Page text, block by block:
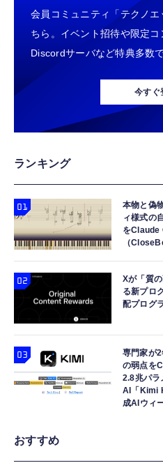
会員コミュニティ「テクノエ
ちら。イベント招待や限定
Discordサーバなど特典多数
今すぐ
ランキング
本物と偽
ィ様式の
をClaude
（
Xが「質
る新プロ
配プログ
専門家が
の弱点を
2.8兆パラ
AI「Kimi
成AIウィ
おすすめ